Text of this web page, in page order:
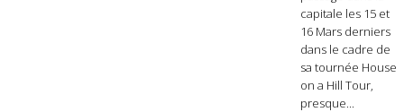
capitale les 15 et
16 Mars derniers
dans le cadre de
sa tournée House
on a Hill Tour,
presque...